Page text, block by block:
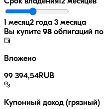
1 месяц2 года 3 месяца
Вы купите 98 облигаций по
Вложено
99 394,54RUB
Купонный доход (грязный)